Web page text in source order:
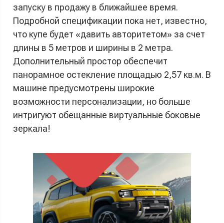
запуску в продажу в ближайшее время.
Подробной спецификации пока нет, известно,
что купе будет «давить авторитетом» за счет
длины в 5 метров и ширины в 2 метра.
Дополнительный простор обеспечит
панорамное остекление площадью 2,57 кв.м. В
машине предусмотрены широкие
возможности персонализации, но больше
интригуют обещанные виртуальные боковые
зеркала!